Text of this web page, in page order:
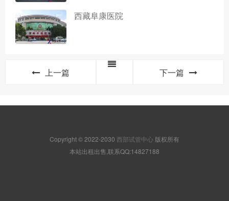
西藏阜康医院
上一篇 下一篇
Copyright © 2022-2030 西部试管中心 版权所有
本站出租出售,联系QQ:14827188